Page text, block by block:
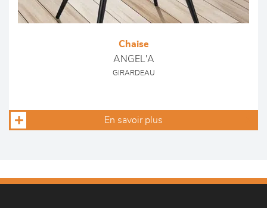
Chaise
ANGEL'A
GIRARDEAU
En savoir plus